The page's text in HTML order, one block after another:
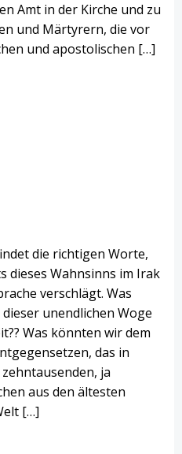
Amt in der Kirche und zu
und Märtyrern, die vor
und apostolischen […]
die richtigen Worte,
dieses Wahnsinns im Irak
verschlägt. Was
unendlichen Woge
Was könnten wir dem
das in
ja
aus den ältesten
[…]